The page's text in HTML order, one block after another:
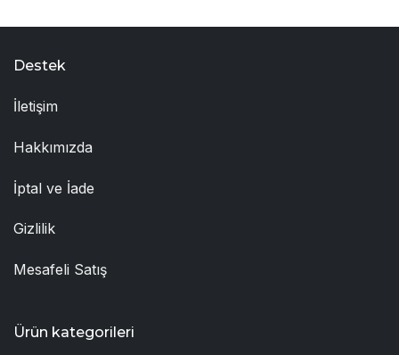
Destek
İletişim
Hakkımızda
İptal ve İade
Gizlilik
Mesafeli Satış
Ürün kategorileri